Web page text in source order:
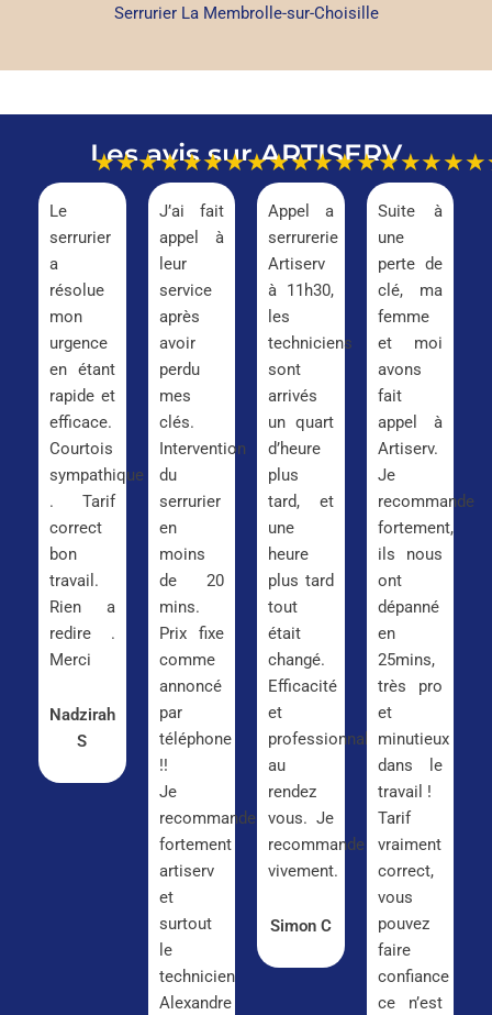
Serrurier La Membrolle-sur-Choisille
Les avis sur ARTISERV
★★★★★
Le
serrurier
a
résolue
mon
urgence
en étant
rapide et
efficace.
Courtois
sympathique
. Tarif
correct
bon
travail.
Rien a
redire .
Merci
Nadzirah
S
★★★★★
J’ai fait
appel à
leur
service
après
avoir
perdu
mes
clés.
Intervention
du
serrurier
en
moins
de 20
mins.
Prix fixe
comme
annoncé
par
téléphone
!!
Je
recommande
fortement
artiserv
et
surtout
le
technicien
Alexandre
★★★★★
Appel a
serrurerie
Artiserv
à 11h30,
les
techniciens
sont
arrivés
un quart
d’heure
plus
tard, et
une
heure
plus tard
tout
était
changé.
Efficacité
et
professionnalisme
au
rendez
vous. Je
recommande
vivement.
Simon C
Suite à
une
perte de
clé, ma
femme
et moi
avons
fait
appel à
Artiserv.
Je
recommande
fortement,
ils nous
ont
dépanné
en
25mins,
très pro
et
minutieux
dans le
travail !
Tarif
vraiment
correct,
vous
pouvez
faire
confiance
ce n’est